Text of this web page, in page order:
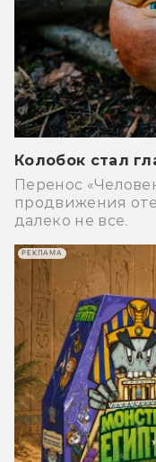
Колобок стал
Перенос
продвижения
далеко не все.
РЕКЛАМА